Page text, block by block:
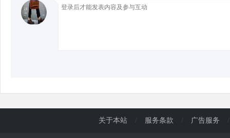
关于本站 / 服务条款 / 广告服务 /